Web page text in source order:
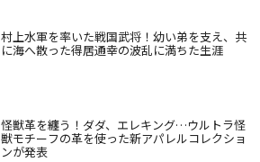
村上水軍を率いた戦国武将！幼い弟を支え、共
に海へ散った得居通幸の波乱に満ちた生涯
怪獣革を纏う！ダダ、エレキング…ウルトラ怪
獣モチーフの革を使った新アパレルコレクショ
ンが発表